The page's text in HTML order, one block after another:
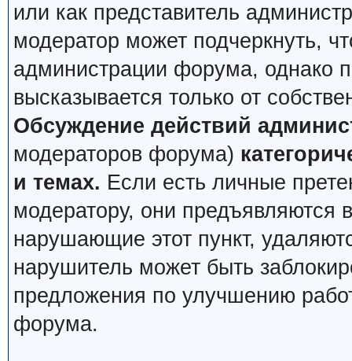
или как представитель
модератор может подчеркнуть,
администрации форума, однако
высказывается только от
Обсуждение действий
модераторов форума)
и темах. Если есть личные
модератору, они
нарушающие этот пункт,
нарушитель может быть
предложения по улучшению
форума.